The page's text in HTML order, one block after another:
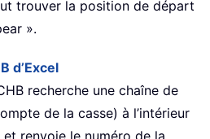
trouver la position de départ
».
d’Excel
recherche une chaîne de
de la casse) à l’intérieur
et renvoie le numéro de la